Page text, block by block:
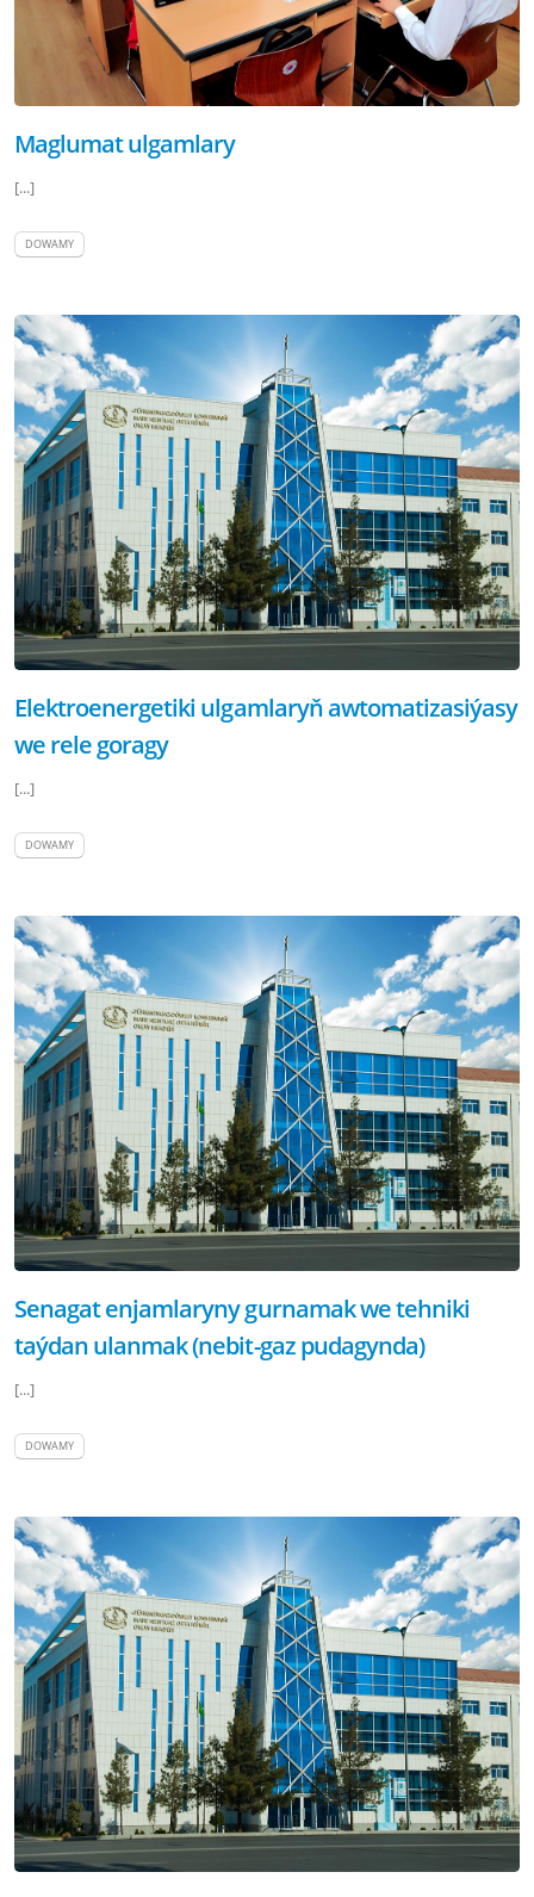
Maglumat ulgamlary
[...]
DOWAMY
Elektroenergetiki ulgamlaryň awtomatizasiýasy
we rele goragy
[...]
DOWAMY
Senagat enjamlaryny gurnamak we tehniki
taýdan ulanmak (nebit-gaz pudagynda)
[...]
DOWAMY